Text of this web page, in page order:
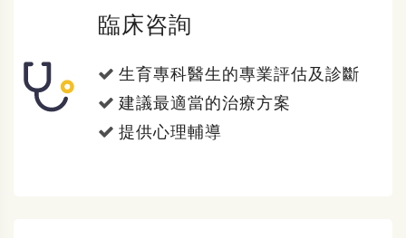
臨床咨詢
生育專科醫生的專業評估及診斷
建議最適當的治療方案
提供心理輔導